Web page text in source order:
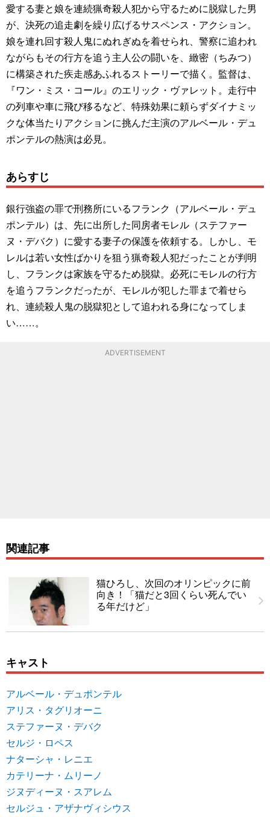
愛する妻と娘を連続猟奇殺人犯から守るために脱獄した男
が、決死の追走劇を繰り広げるサスペンス・アクション。
娘を連れ回す殺人鬼にぬれぎぬを着せられ、警察に追われ
ながらもその行方を追う主人公の闘いを、緻密（ちみつ）
に構築された疾走感あふれるストーリーで描く。監督は、
『ワン・ミス・コール』のエリック・ヴァレット。走行中
の列車や車に飛び移るなど、特殊効果に頼らずダイナミッ
クな体当たりアクションに挑んだ主演のアルベール・デュ
ポンテルの熱演は必見。
あらすじ
銀行強盗の罪で刑務所にいるフランク（アルベール・デュ
ポンテル）は、先に出所した同房者モレル（ステファー
ヌ・デバク）に愛する妻子の保護を依頼する。しかし、モ
レルは若い女性ばかりを狙う猟奇殺人犯だったことが判明
し、フランクは家族を守るため脱獄。必死にモレルの行方
を追うフランクだったが、モレルが犯した罪まで着せら
れ、連続殺人鬼の脱獄犯として追われる身になってしま
い……。
ADVERTISEMENT
関連記事
猫ひろし、次回のオリンピックに前
向き！「猫だと3回くらい死んでい
る年だけど」
キャスト
アルベール・デュポンテル
アリス・タグリオーニ
ステファーヌ・デバク
セルジ・ロペス
ナターシャ・レニエ
カテリーナ・ムリーノ
ジヌディーヌ・スアレム
セルジュ・アザナヴィシウス